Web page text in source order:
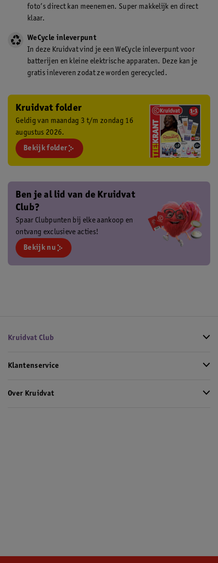
foto’s direct kan meenemen. Super makkelijk en direct
klaar.
WeCycle inleverpunt
In deze Kruidvat vind je een WeCycle inleverpunt voor
batterijen en kleine elektrische apparaten. Deze kan je
gratis inleveren zodat ze worden gerecycled.
Kruidvat folder
Geldig van maandag 3 t/m zondag 16
augustus 2026.
Bekijk folder
Ben je al lid van de Kruidvat
Club?
Spaar Clubpunten bij elke aankoop en
ontvang exclusieve acties!
Bekijk nu
Kruidvat Club
Klantenservice
Over Kruidvat